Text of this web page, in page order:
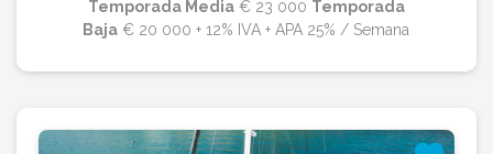
Temporada Media€ 23 000 Temporada
Baja € 20 000 + 12% IVA + APA 25% / Semana